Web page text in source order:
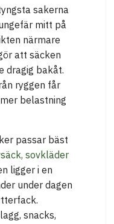
sakerna
mitt på
närmare
att säcken
dragig bakåt.
ryggen får
belastning
passar bäst
sovkläder
ligger i en
under dagen
snacks,